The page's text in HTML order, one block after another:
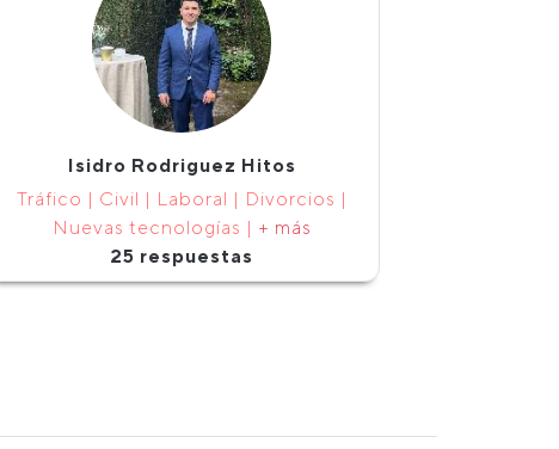
Isidro Rodriguez Hitos
Tráfico | Civil | Laboral | Divorcios |
Nuevas tecnologías | + más
25 respuestas